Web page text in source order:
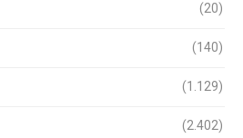
(20)
(140)
(1.129)
(2.402)